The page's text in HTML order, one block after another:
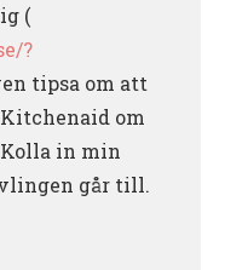
(
?
tipsa om att
om
in min
går till.